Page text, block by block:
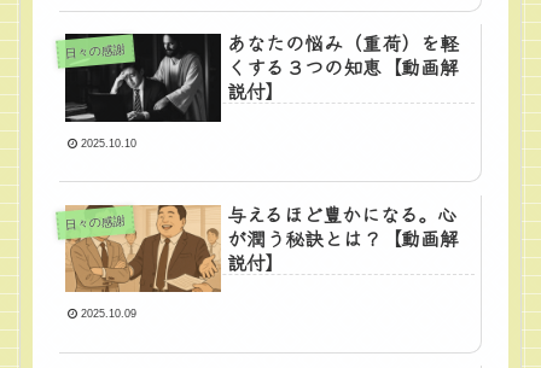
日々の感謝
あなたの悩み（重荷）を軽
くする３つの知恵【動画解
説付】
2025.10.10
日々の感謝
与えるほど豊かになる。心
が潤う秘訣とは？【動画解
説付】
2025.10.09